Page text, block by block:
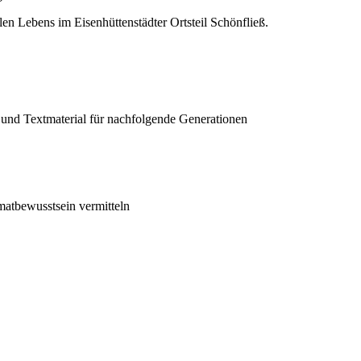
Lebens im Eisenhüttenstädter Ortsteil Schönfließ.
Textmaterial für nachfolgende Generationen
vermitteln